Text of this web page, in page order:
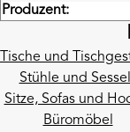
Produzent:
Tische und
Stühle und
Sitze, Sofas und
Büromöbel